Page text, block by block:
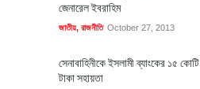
জেনারেল ইবরাহিম
জাতীয়, রাজনীতি October 27, 2013
সেনাবাহিনীকে ইসলামী ব্যাংকের ১৫ কোটি
টাকা সহায়তা